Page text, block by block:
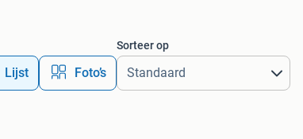
Lijst Foto’s
Sorteer op